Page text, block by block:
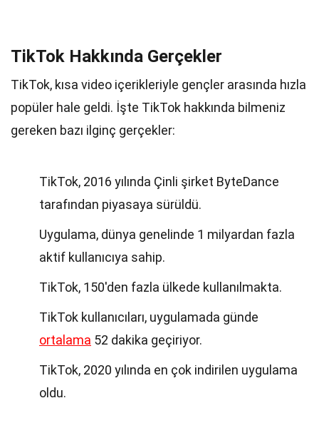
TikTok Hakkında Gerçekler
TikTok, kısa video içerikleriyle gençler arasında hızla
popüler hale geldi. İşte TikTok hakkında bilmeniz
gereken bazı ilginç gerçekler:
TikTok, 2016 yılında Çinli şirket ByteDance
tarafından piyasaya sürüldü.
Uygulama, dünya genelinde 1 milyardan fazla
aktif kullanıcıya sahip.
TikTok, 150'den fazla ülkede kullanılmakta.
TikTok kullanıcıları, uygulamada günde
ortalama 52 dakika geçiriyor.
TikTok, 2020 yılında en çok indirilen uygulama
oldu.